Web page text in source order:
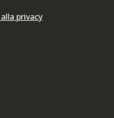
privacy